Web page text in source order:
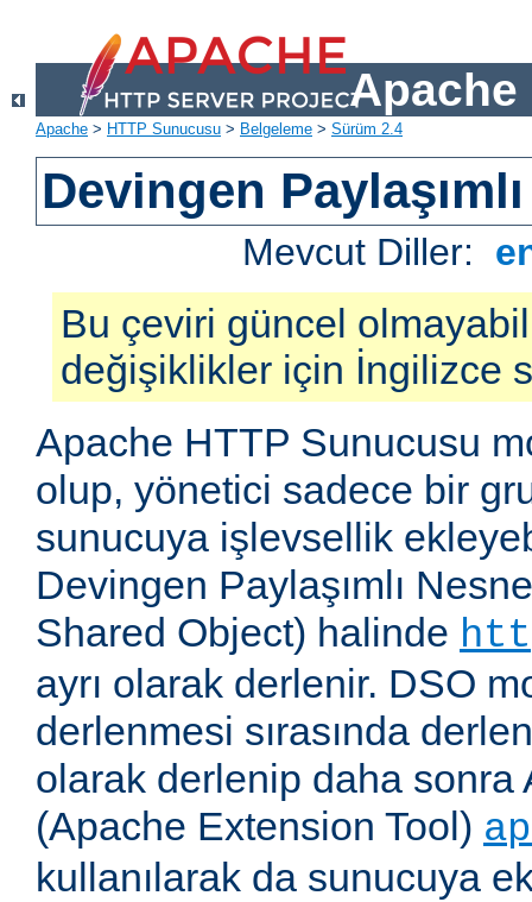
Apache
Apache > HTTP Sunucusu > Belgeleme > Sürüm 2.4
Devingen
Mevcut Diller:
Bu çeviri güncel
değişiklikler için İngilizce
Apache HTTP Sunucusu
olup, yönetici sadece bir
sunucuya işlevsellik
Devingen Paylaşımlı
Shared Object) halinde
ayrı olarak derlenir. DSO
derlenmesi sırasında
olarak derlenip daha sonra
(Apache Extension Tool)
kullanılarak da sunucuya